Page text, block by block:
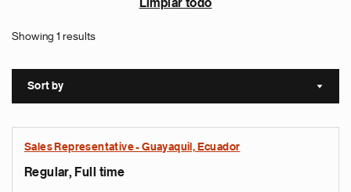
Limpiar todo
Showing 1 results
Sort by Sort
Sales Representative - Guayaquil, Ecuador
Regular, Full time